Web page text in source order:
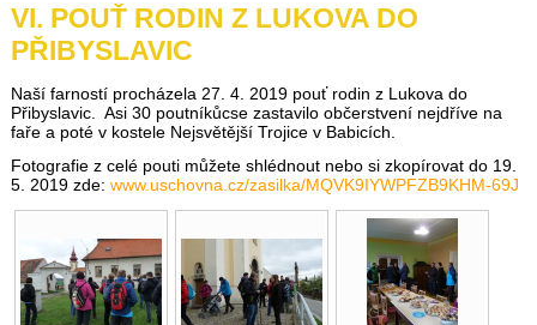
VI. POUŤ RODIN Z LUKOVA DO
PŘIBYSLAVIC
Naší farností procházela 27. 4. 2019 pouť rodin z Lukova do
Přibyslavic. Asi 30 poutníkůcse zastavilo občerstvení nejdříve na
faře a poté v kostele Nejsvětější Trojice v Babicích.
Fotografie z celé pouti můžete shlédnout nebo si zkopírovat do 19.
5. 2019 zde: www.uschovna.cz/zasilka/MQVK9IYWPFZB9KHM-69J